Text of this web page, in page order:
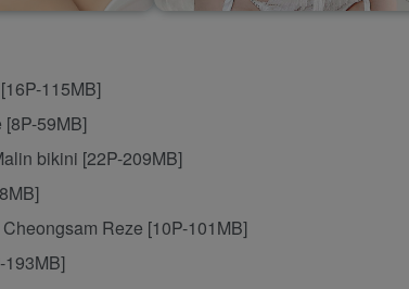
115MB]
59MB]
bikini [22P-209MB]
Reze [10P-101MB]
193MB]